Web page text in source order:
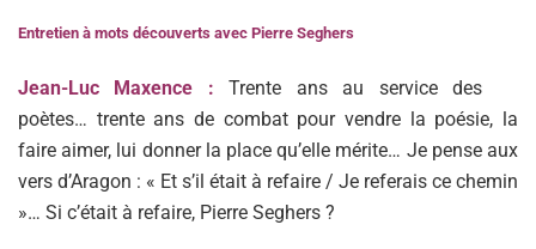
Entretien à mots découverts avec Pierre Seghers
Jean-Luc Maxence : Trente ans au service des
poètes… trente ans de combat pour vendre la poésie, la
faire aimer, lui donner la place qu’elle mérite… Je pense aux
vers d’Aragon : « Et s’il était à refaire / Je referais ce chemin
»… Si c’était à refaire, Pierre Seghers ?